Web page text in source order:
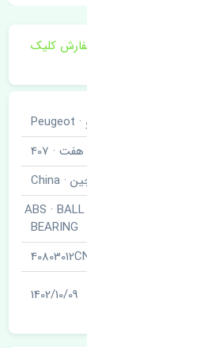
و قیمت به روز روی ثبت سفارش کلیک
پژو · Peugeot
چهارصد و هفت · 407
چین · China
بلبرینگ چرخ جلو ABS · BALL
BEARING
40803012CN
1402/10/09